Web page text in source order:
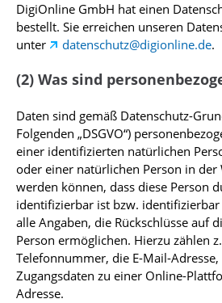
DigiOnline GmbH hat einen
bestellt. Sie erreichen unseren
unter
datenschutz@digionline.de.
(2) Was sind
Daten sind gemäß Datenschutz-
Folgenden „DSGVO“)
einer identifizierten natürlichen
oder einer natürlichen Person in der
werden können, dass diese Person
identifizierbar ist bzw.
alle Angaben, die Rückschlüsse auf
Person ermöglichen. Hierzu zählen
Telefonnummer, die E-Mail-
Zugangsdaten zu einer Online-
Adresse.